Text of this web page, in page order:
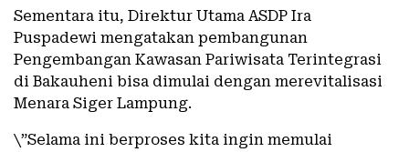
Sementara itu, Direktur Utama ASDP Ira
Puspadewi mengatakan pembangunan
Pengembangan Kawasan Pariwisata Terintegrasi
di Bakauheni bisa dimulai dengan merevitalisasi
Menara Siger Lampung.
\”Selama ini berproses kita ingin memulai